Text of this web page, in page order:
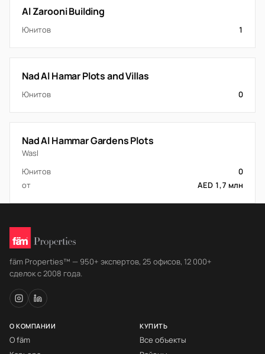
Al Zarooni Building
Юнитов 1
Nad Al Hamar Plots and Villas
Юнитов 0
Nad Al Hammar Gardens Plots
Wasl
Юнитов
0
от
AED 1,7 млн
fäm Properties™ — 950+ экспертов, 25 офисов, 12 000+
сделок с 2008 года.
О КОМПАНИИ
О fäm
КУПИТЬ
Все объекты